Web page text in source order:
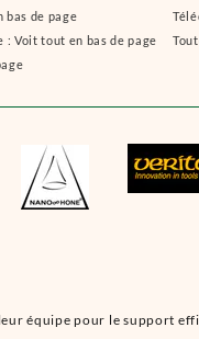
bas de page
Voit tout en bas de page
équipe pour le support